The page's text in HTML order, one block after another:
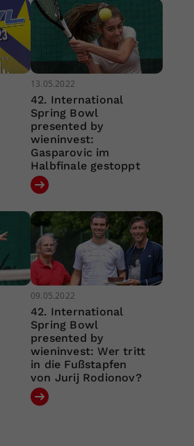
13.05.2022
42. International
Spring Bowl
presented by
wieninvest:
Gasparovic im
Halbfinale gestoppt
09.05.2022
42. International
Spring Bowl
presented by
wieninvest: Wer tritt
in die Fußstapfen
von Jurij Rodionov?